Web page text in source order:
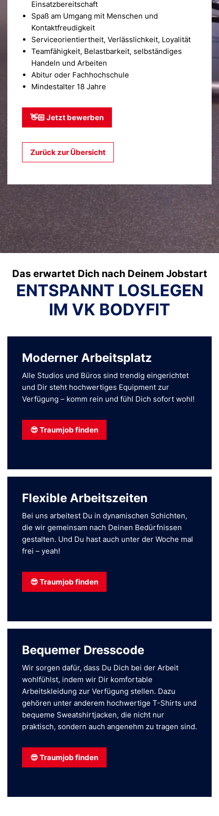
Einsatzbereitschaft
Spaß am Umgang mit Menschen und
Kontaktfreudigkeit
Serviceorientiertheit, Verlässlichkeit, Loyalität
Teamfähigkeit, Belastbarkeit, selbständiges
Handeln und Arbeiten
Abitur oder Fachhochschule
Mindestalter 18 Jahre
👋🏻 Jetzt bewerben
Zurück zur Übersicht
ENTSPANNT LOSLEGEN
IM VK BODYFIT
Das erwartet Dich nach Deinem Jobstart
Moderner Arbeitsplatz
Alle Studios und Büros sind trendig eingerichtet
und Dir steht hochwertiges Equipment zur
Verfügung – komm rein und fühl Dich sofort wohl!
😎 Traumjob finden
Flexible Arbeitszeiten
Bei uns arbeitest Du in dynamischen Schichten,
die wir gemeinsam nach Deinen Bedürfnissen
gestalten. Und Du hast auch unter der Woche mal
frei – yeah!
😎 Traumjob finden
Bequemer Dresscode
Wir sorgen dafür, dass Du Dich bei der Arbeit
wohlfühlst, indem wir Dir komfortable
Arbeitskleidung zur Verfügung stellen. Dazu
gehören unter anderem hochwertige T-Shirts und
bequeme Sweatshirtjacken, die nicht nur
praktisch, sondern auch angenehm zu tragen sind.
😎 Traumjob finden